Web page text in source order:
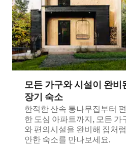
모든 가구와 시설이 완비
장기 숙소
한적한 산속 통나무집부터
한 도심 아파트까지, 모든 가
와 편의시설을 완비해 집처
안한 숙소를 만나보세요.